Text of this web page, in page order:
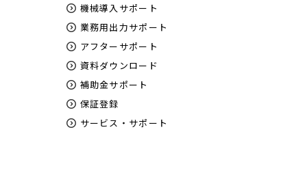
機械導入サポート
業務用出力サポート
アフターサポート
資料ダウンロード
補助金サポート
保証登録
サービス・サポート